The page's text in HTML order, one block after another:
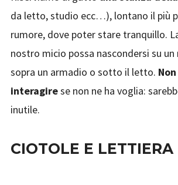
da letto, studio ecc…), lontano il più
rumore, dove poter stare tranquillo.
nostro micio possa nascondersi su
sopra un armadio o sotto il letto.
interagirese non ne ha voglia:
inutile.
CIOTOLE E LETTIERA